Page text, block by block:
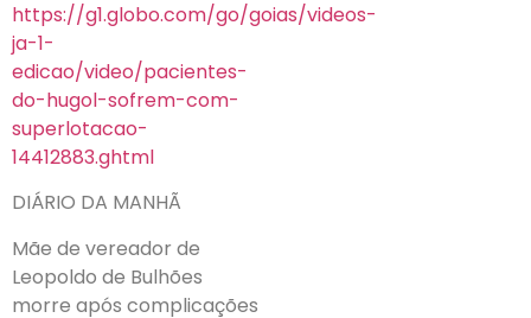
https://g1.globo.com/go/goias/videos-
ja-1-
edicao/video/pacientes-
do-hugol-sofrem-com-
superlotacao-
14412883.ghtml
DIÁRIO DA MANHÃ
Mãe de vereador de
Leopoldo de Bulhões
morre após complicações